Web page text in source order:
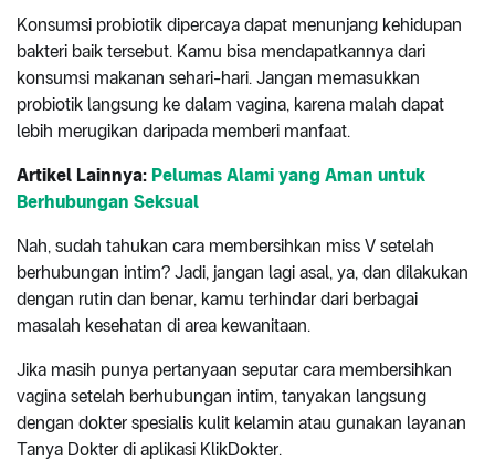
Konsumsi probiotik dipercaya dapat menunjang kehidupan
bakteri baik tersebut. Kamu bisa mendapatkannya dari
konsumsi makanan sehari-hari. Jangan memasukkan
probiotik langsung ke dalam vagina, karena malah dapat
lebih merugikan daripada memberi manfaat.
Artikel Lainnya: Pelumas Alami yang Aman untuk
Berhubungan Seksual
Nah, sudah tahukan cara membersihkan miss V setelah
berhubungan intim? Jadi, jangan lagi asal, ya, dan dilakukan
dengan rutin dan benar, kamu terhindar dari berbagai
masalah kesehatan di area kewanitaan.
Jika masih punya pertanyaan seputar cara membersihkan
vagina setelah berhubungan intim, tanyakan langsung
dengan dokter spesialis kulit kelamin atau gunakan layanan
Tanya Dokter di aplikasi KlikDokter.